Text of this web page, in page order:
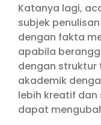
Katanya lagi,
subjek
dengan fakta
apabila
dengan struktur
akademik
lebih kreatif dan
dapat